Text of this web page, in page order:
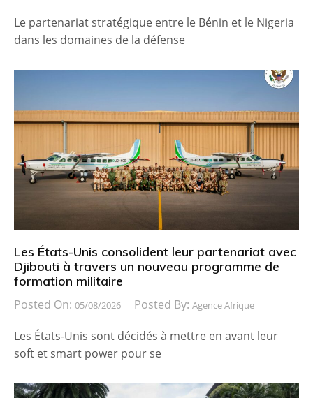
Le partenariat stratégique entre le Bénin et le Nigeria
dans les domaines de la défense
Les États-Unis consolident leur partenariat avec
Djibouti à travers un nouveau programme de
formation militaire
Posted On: 05/08/2026 Posted By: Agence Afrique
Les États-Unis sont décidés à mettre en avant leur
soft et smart power pour se